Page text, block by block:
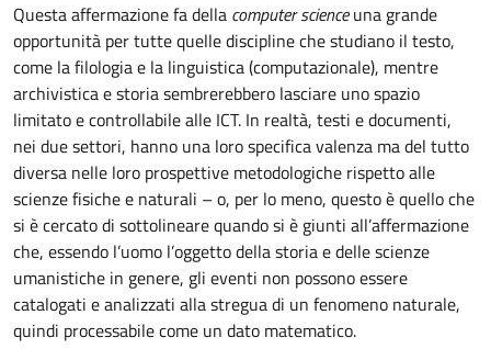
Questa affermazione fa della computer scienceuna grande
opportunità per tutte quelle discipline che studiano il testo,
come la filologia e la linguistica (computazionale), mentre
archivistica e storia sembrerebbero lasciare uno spazio
limitato e controllabile alle ICT. In realtà, testi e documenti,
nei due settori, hanno una loro specifica valenza ma del tutto
diversa nelle loro prospettive metodologiche rispetto alle
scienze fisiche e naturali – o, per lo meno, questo è quello che
si è cercato di sottolineare quando si è giunti all’affermazione
che, essendo l’uomo l’oggetto della storia e delle scienze
umanistiche in genere, gli eventi non possono essere
catalogati e analizzati alla stregua di un fenomeno naturale,
quindi processabile come un dato matematico.